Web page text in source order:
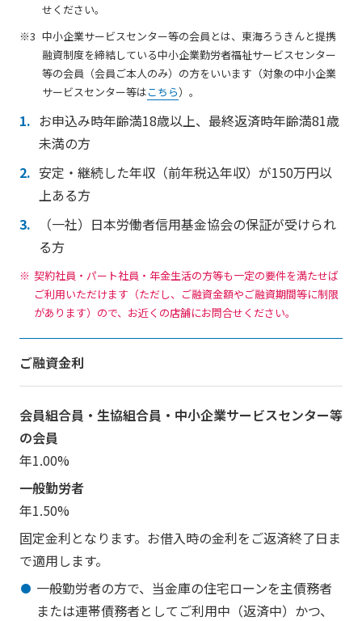
せください。
中小企業サービスセンター等の会員とは、東海ろうきんと提携
融資制度を締結している中小企業勤労者福祉サービスセンター
等の会員（会員ご本人のみ）の方をいいます（対象の中小企業
サービスセンター等はこちら）。
お申込み時年齢満18歳以上、最終返済時年齢満81歳
未満の方
安定・継続した年収（前年税込年収）が150万円以
上ある方
（一社）日本労働者信用基金協会の保証が受けられ
る方
契約社員・パート社員・年金生活の方等も一定の要件を満たせば
ご利用いただけます（ただし、ご融資金額やご融資期間等に制限
があります）ので、お近くの店舗にお問合せください。
ご融資金利
会員組合員・生協組合員・中小企業サービスセンター等
の会員
年1.00%
一般勤労者
年1.50%
固定金利となります。お借入時の金利をご返済終了日ま
で適用します。
一般勤労者の方で、当金庫の住宅ローンを主債務者
または連帯債務者としてご利用中（返済中）かつ、